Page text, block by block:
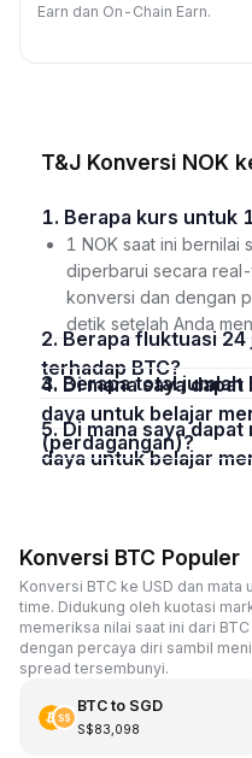
Earn dan On-Chain Earn.
T&J Konversi NOK
1. Berapa kurs untuk
1 NOK saat ini bernilai
diperbarui secara
konversi dan dengan
detik setelah Anda
2. Berapa fluktuasi 24 jam pada kurs NOK
terhadap BTC?
3. Berapa total
4. Di mana saya dapat menemukan sumber
daya untuk belajar
(perdagangan)?
5. Di mana saya dapat menemukan sumber
daya untuk belajar
Konversi BTC Populer
Konversi BTC ke USD dan
time. Didukung oleh kuotasi
memeriksa nilai saat ini dari
dengan percaya diri sambil
spread tersembunyi.
BTCto SGD
S$83,098